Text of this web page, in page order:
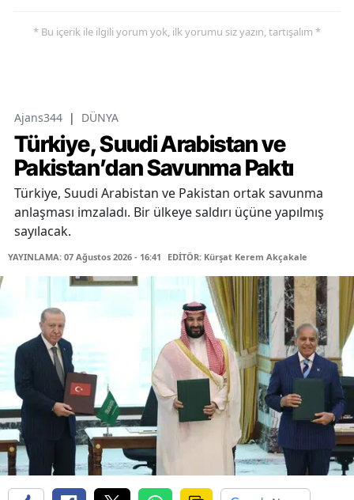
* Bu içerik ile ilgili yorum yok, ilk yorumu siz yazın, tartışalım *
Ajans344 | DÜNYA
Türkiye, Suudi Arabistan ve
Pakistan’dan Savunma Paktı
Türkiye, Suudi Arabistan ve Pakistan ortak savunma
anlaşması imzaladı. Bir ülkeye saldırı üçüne yapılmış
sayılacak.
YAYINLAMA: 07 Ağustos 2026 - 16:41 EDİTÖR: Kürşat Kerem Akçakale